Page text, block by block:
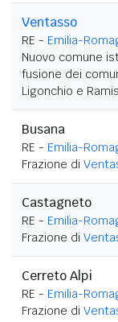
Ventasso
RE - Emilia-
Nuovo comune
fusione dei
Ligonchio e
Busana
RE - Emilia-
Frazione di
Castagneto
RE - Emilia-
Frazione di
Cerreto Alpi
RE - Emilia-
Frazione di